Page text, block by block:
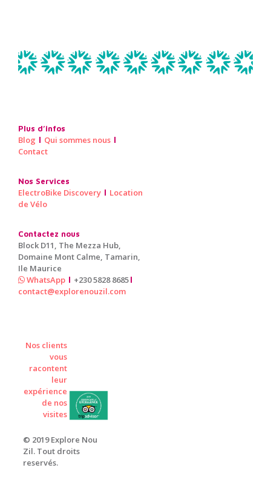
Plus d’infos
Blog
Qui sommes nous
Contact
Nos Services
ElectroBike Discovery
Location
de Vélo
Contactez nous
Block D11, The Mezza Hub,
Domaine Mont Calme, Tamarin,
Ile Maurice
WhatsApp
+230 5828 8685
contact@explorenouzil.com
Nos clients
vous
racontent
leur
expérience
de nos
visites
© 2019 Explore Nou
Zil. Tout droits
reservés.